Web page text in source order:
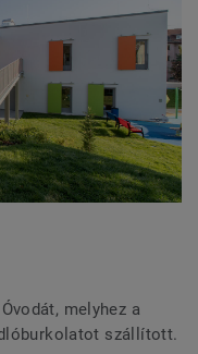
melyhez a
szállított.